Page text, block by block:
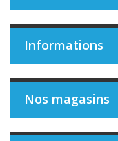
Informations
Nos magasins